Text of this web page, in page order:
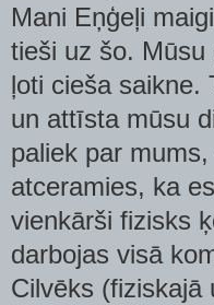
Mani Eņģeļi
tieši uz šo.
ļoti cieša saikne.
un attīsta mūsu
paliek par
atceramies, ka
vienkārši fizisks
darbojas visā
Cilvēks (fiziskajā